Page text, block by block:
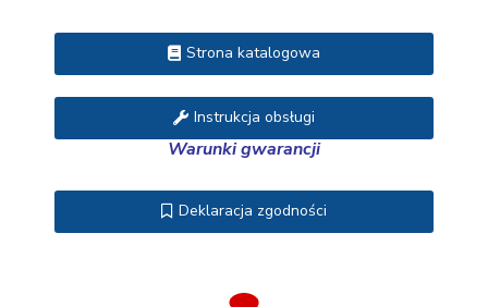
Strona katalogowa
Instrukcja obsługi
Warunki gwarancji
Deklaracja zgodności